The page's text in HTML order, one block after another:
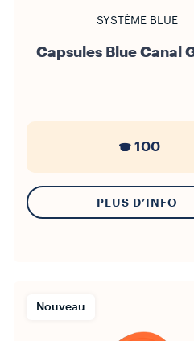
SYSTÈME BLUE
Capsules Blue Canal
100
PLUS D’INFO
Nouveau